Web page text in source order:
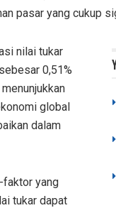
pasar yang cukup
nilai tukar
0,51%
global
dalam
faktor yang
tukar dapat